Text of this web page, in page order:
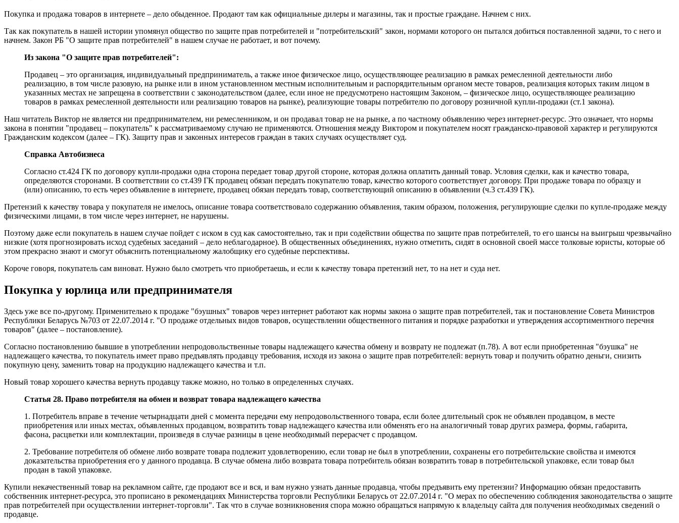
Покупка и продажа товаров в интернете – дело обыденное. Продают там как официальные дилеры и магазины, так и простые граждане. Начнем с них.
Так как покупатель в нашей истории упомянул общество по защите прав потребителей и "потребительский" закон, нормами которого он пытался добиться поставленной задачи, то с него и
начнем. Закон РБ "О защите прав потребителей" в нашем случае не работает, и вот почему.
Из закона "О защите прав потребителей":
Продавец – это организация, индивидуальный предприниматель, а также иное физическое лицо, осуществляющее реализацию в рамках ремесленной деятельности либо
реализацию, в том числе разовую, на рынке или в ином установленном местным исполнительным и распорядительным органом месте товаров, реализация которых таким лицом в
указанных местах не запрещена в соответствии с законодательством (далее, если иное не предусмотрено настоящим Законом, – физическое лицо, осуществляющее реализацию
товаров в рамках ремесленной деятельности или реализацию товаров на рынке), реализующие товары потребителю по договору розничной купли-продажи (ст.1 закона).
Наш читатель Виктор не является ни предпринимателем, ни ремесленником, и он продавал товар не на рынке, а по частному объявлению через интернет-ресурс. Это означает, что нормы
закона в понятии "продавец – покупатель" к рассматриваемому случаю не применяются. Отношения между Виктором и покупателем носят гражданско-правовой характер и регулируются
Гражданским кодексом (далее – ГК). Защиту прав и законных интересов граждан в таких случаях осуществляет суд.
Справка Автобизнеса
Согласно ст.424 ГК по договору купли-продажи одна сторона передает товар другой стороне, которая должна оплатить данный товар. Условия сделки, как и качество товара,
определяются сторонами. В соответствии со ст.439 ГК продавец обязан передать покупателю товар, качество которого соответствует договору. При продаже товара по образцу и
(или) описанию, то есть через объявление в интернете, продавец обязан передать товар, соответствующий описанию в объявлении (ч.3 ст.439 ГК).
Претензий к качеству товара у покупателя не имелось, описание товара соответствовало содержанию объявления, таким образом, положения, регулирующие сделки по купле-продаже между
физическими лицами, в том числе через интернет, не нарушены.
Поэтому даже если покупатель в нашем случае пойдет с иском в суд как самостоятельно, так и при содействии общества по защите прав потребителей, то его шансы на выигрыш чрезвычайно
низкие (хотя прогнозировать исход судебных заседаний – дело неблагодарное). В общественных объединениях, нужно отметить, сидят в основной своей массе толковые юристы, которые об
этом прекрасно знают и смогут объяснить потенциальному жалобщику его судебные перспективы.
Короче говоря, покупатель сам виноват. Нужно было смотреть что приобретаешь, и если к качеству товара претензий нет, то на нет и суда нет.
Покупка у юрлица или предпринимателя
Здесь уже все по-другому. Применительно к продаже "бэушных" товаров через интернет работают как нормы закона о защите прав потребителей, так и постановление Совета Министров
Республики Беларусь №703 от 22.07.2014 г. "О продаже отдельных видов товаров, осуществлении общественного питания и порядке разработки и утверждения ассортиментного перечня
товаров" (далее – постановление).
Согласно постановлению бывшие в употреблении непродовольственные товары надлежащего качества обмену и возврату не подлежат (п.78). А вот если приобретенная "бэушка" не
надлежащего качества, то покупатель имеет право предъявлять продавцу требования, исходя из закона о защите прав потребителей: вернуть товар и получить обратно деньги, снизить
покупную цену, заменить товар на продукцию надлежащего качества и т.п.
Новый товар хорошего качества вернуть продавцу также можно, но только в определенных случаях.
Статья 28. Право потребителя на обмен и возврат товара надлежащего качества
1. Потребитель вправе в течение четырнадцати дней с момента передачи ему непродовольственного товара, если более длительный срок не объявлен продавцом, в месте
приобретения или иных местах, объявленных продавцом, возвратить товар надлежащего качества или обменять его на аналогичный товар других размера, формы, габарита,
фасона, расцветки или комплектации, произведя в случае разницы в цене необходимый перерасчет с продавцом.
2. Требование потребителя об обмене либо возврате товара подлежит удовлетворению, если товар не был в употреблении, сохранены его потребительские свойства и имеются
доказательства приобретения его у данного продавца. В случае обмена либо возврата товара потребитель обязан возвратить товар в потребительской упаковке, если товар был
продан в такой упаковке.
Купили некачественный товар на рекламном сайте, где продают все и вся, и вам нужно узнать данные продавца, чтобы предъявить ему претензии? Информацию обязан предоставить
собственник интернет-ресурса, это прописано в рекомендациях Министерства торговли Республики Беларусь от 22.07.2014 г. "О мерах по обеспечению соблюдения законодательства о защите
прав потребителей при осуществлении интернет-торговли". Так что в случае возникновения спора можно обращаться напрямую к владельцу сайта для получения необходимых сведений о
продавце.